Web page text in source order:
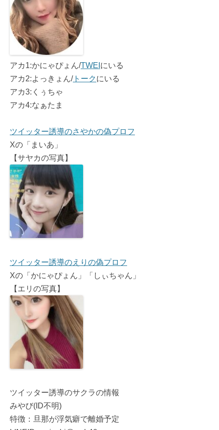
アカ1:かにゃぴょん/TWEI にいる
アカ2:よっきょん/トーク にいる
アカ3:くぅちゃ
アカ4:なぁたま
ツイッター誘導のさやかの偽プロフ
Xの「まいあ」
【サヤカの写真】
ツイッター誘導のえりの偽プロフ
Xの「かにゃぴょん」「しぃちゃん」
【エリの写真】
ツイッター誘導のサクラの情報
みやび(ID不明)
特徴：旦那が浮気癖で離婚予定